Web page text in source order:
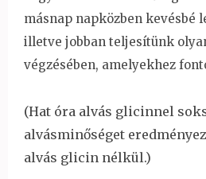
másnap napközben kevésbé
illetve jobban teljesítünk
végzésében, amelyekhez
(Hat óra alvás glicinnel
alvásminőséget
alvás glicin nélkül.)